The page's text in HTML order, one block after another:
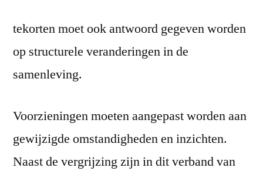
tekorten moet ook antwoord gegeven worden
op structurele veranderingen in de
samenleving.
Voorzieningen moeten aangepast worden aan
gewijzigde omstandigheden en inzichten.
Naast de vergrijzing zijn in dit verband van